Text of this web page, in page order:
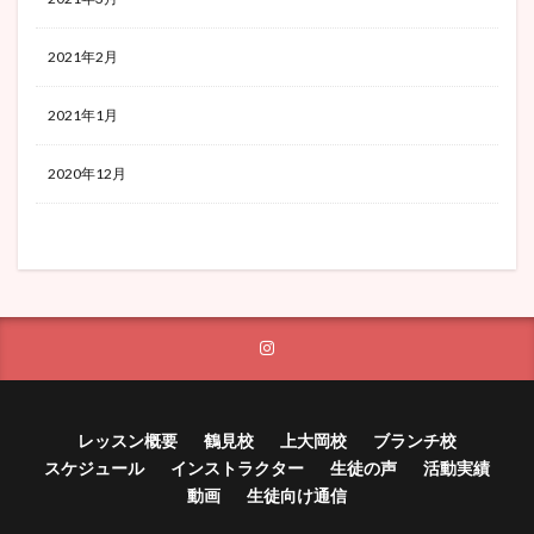
2021年2月
2021年1月
2020年12月
レッスン概要 鶴見校 上大岡校
ブランチ校
スケジュール
インストラクター 生徒の声
活動実績
動画
生徒向け通信